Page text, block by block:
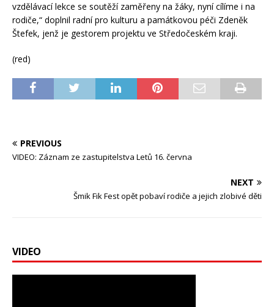
vzdělávací lekce se soutěží zaměřeny na žáky, nyní cílíme i na
rodiče,“ doplnil radní pro kulturu a památkovou péči Zdeněk
Štefek, jenž je gestorem projektu ve Středočeském kraji.
(red)
PREVIOUS
VIDEO: Záznam ze zastupitelstva Letů 16. června
NEXT
Šmik Fik Fest opět pobaví rodiče a jejich zlobivé děti
VIDEO